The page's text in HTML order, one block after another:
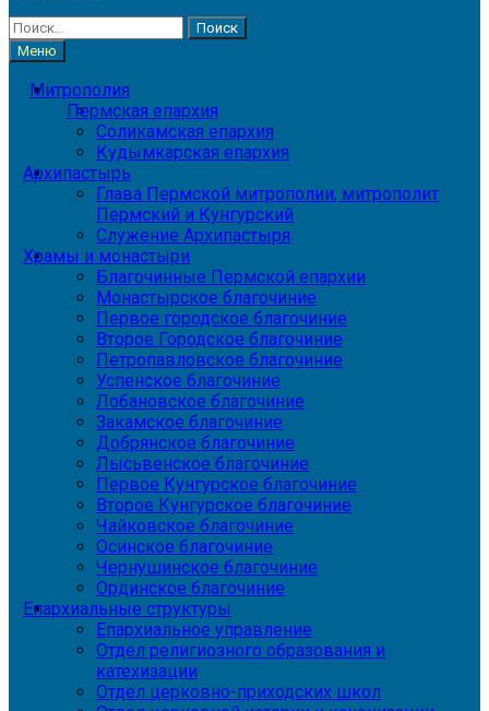
Найти:
Меню
Митрополия
Пермская епархия
Соликамская епархия
Кудымкарская епархия
Архипастырь
Глава Пермской митрополии, митрополит
Пермский и Кунгурский
Служение Архипастыря
Храмы и монастыри
Благочинные Пермской епархии
Монастырское благочиние
Первое городское благочиние
Второе Городское благочиние
Петропавловское благочиние
Успенское благочиние
Лобановское благочиние
Закамское благочиние
Добрянское благочиние
Лысьвенское благочиние
Первое Кунгурское благочиние
Второе Кунгурское благочиние
Чайковское благочиние
Осинское благочиние
Чернушинское благочиние
Ординское благочиние
Епархиальные структуры
Епархиальное управление
Отдел религиозного образования и
катехизации
Отдел церковно-приходских школ